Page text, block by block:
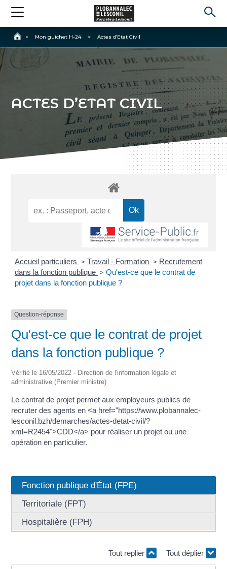
Accueil
> Mon guichet H-24 > Actes d’Etat Civil
ACTES D’ETAT CIVIL
Accueil particuliers > Travail - Formation > Recrutement
dans la fonction publique > Qu'est-ce que le contrat de
projet dans la fonction publique ?
Question-réponse
Qu'est-ce que le contrat de projet
dans la fonction publique ?
Vérifié le 16/05/2022 - Direction de l'information légale et
administrative (Premier ministre)
Le contrat de projet permet aux employeurs publics de
recruter des agents en <a href="https://www.plobannalec-
lesconil.bzh/demarches/actes-detat-civil/?
xml=R2454">CDD</a> pour réaliser un projet ou une
opération en particulier.
Fonction publique d'État (FPE)
Territoriale (FPT)
Hospitalière (FPH)
Tout replier Tout déplier